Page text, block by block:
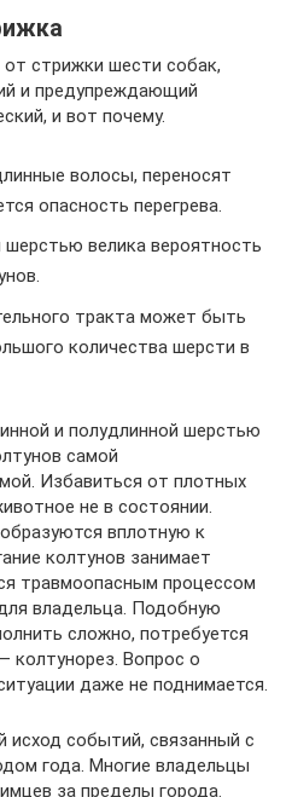
стрижки шести собак,
и предупреждающий
и вот почему.
волосы, переносят
опасность перегрева.
велика вероятность
тракта может быть
количества шерсти в
и полудлинной шерстью
самой
Избавиться от плотных
не в состоянии.
вплотную к
колтунов занимает
травмоопасным процессом
владельца. Подобную
сложно, потребуется
колтунорез. Вопрос о
даже не поднимается.
исход событий, связанный с
года. Многие владельцы
за пределы города.